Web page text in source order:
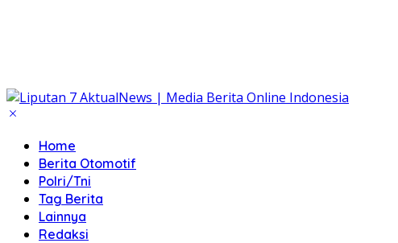
Home
Berita Otomotif
Polri/Tni
Tag Berita
Lainnya
Redaksi